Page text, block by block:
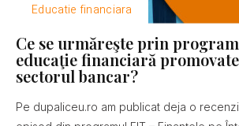
Educatie financiara
Ce se urmăreşte prin
educaţie financiară
sectorul bancar?
Pe dupaliceu.ro am publicat deja o